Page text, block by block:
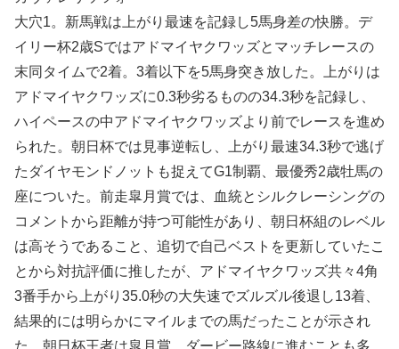
大穴1。新馬戦は上がり最速を記録し5馬身差の快勝。デ
イリー杯2歳Sではアドマイヤクワッズとマッチレースの
末同タイムで2着。3着以下を5馬身突き放した。上がりは
アドマイヤクワッズに0.3秒劣るものの34.3秒を記録し、
ハイペースの中アドマイヤクワッズより前でレースを進め
られた。朝日杯では見事逆転し、上がり最速34.3秒で逃げ
たダイヤモンドノットも捉えてG1制覇、最優秀2歳牡馬の
座についた。前走皐月賞では、血統とシルクレーシングの
コメントから距離が持つ可能性があり、朝日杯組のレベル
は高そうであること、追切で自己ベストを更新していたこ
とから対抗評価に推したが、アドマイヤクワッズ共々4角
3番手から上がり35.0秒の大失速でズルズル後退し13着、
結果的には明らかにマイルまでの馬だったことが示され
た。朝日杯王者は皐月賞、ダービー路線に進むことも多